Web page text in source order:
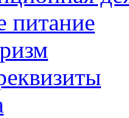
питание